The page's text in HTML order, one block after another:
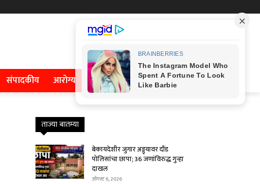
संपादकीय आरोग्य
ताज्या बातम्या
बेकायदेशीर जुगार अड्ड्यावर दौंड
पोलिसांचा छापा; 36 जणांविरुद्ध गुन्हा
दाखल
ऑगस्ट 6, 2026